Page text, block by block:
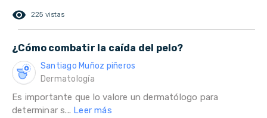
remove_red_eye 225 vistas
¿Cómo combatir la caída del pelo?
Santiago Muñoz piñeros
Dermatología
Es importante que lo valore un dermatólogo para
determinar s... Leer más